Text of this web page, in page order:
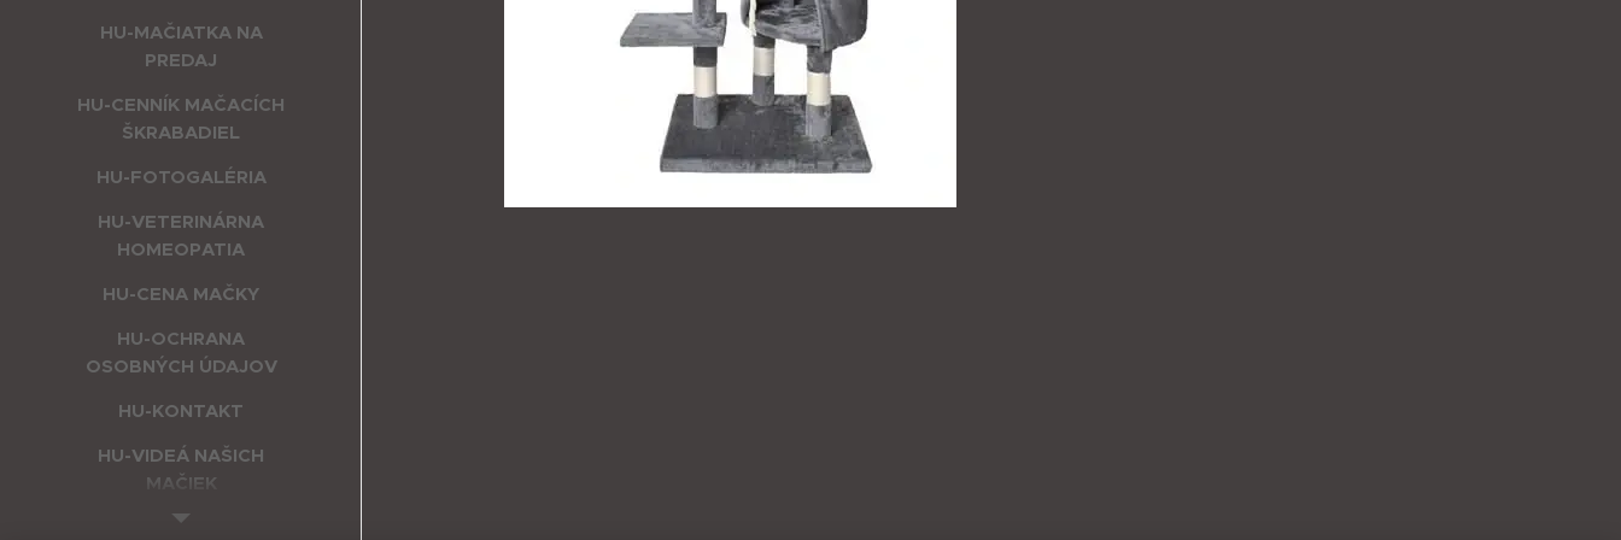
HU-MAČIATKA NA
PREDAJ
HU-CENNÍK MAČACÍCH
ŠKRABADIEL
HU-FOTOGALÉRIA
HU-VETERINÁRNA
HOMEOPATIA
HU-CENA MAČKY
HU-OCHRANA
OSOBNÝCH ÚDAJOV
HU-KONTAKT
HU-VIDEÁ NAŠICH
MAČIEK
HU-INTERNETOVÝ